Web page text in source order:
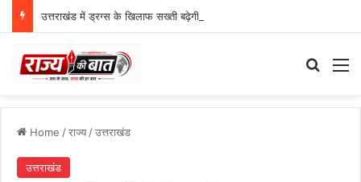
Home /राज्य/उत्तराखंड
उत्तराखंड